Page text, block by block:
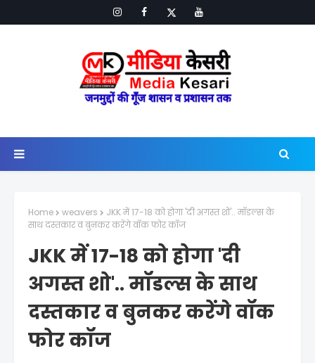
Home weavers
JKK में 17-18 को होगा 'दी अगस्त शो'.. मॉडल्स के
साथ दस्तकार व बुनकर करेंगे वॉक फोर कॉज
JKK में 17-18 को होगा 'दी
अगस्त शो'.. मॉडल्स के साथ
दस्तकार व बुनकर करेंगे वॉक
फोर कॉज